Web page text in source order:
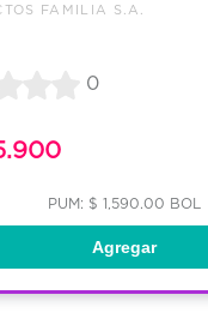
FAMILIA S.A.
0
PUM: $ 1,590.00 BOL
Agregar